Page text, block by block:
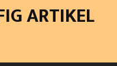
ARTIKEL